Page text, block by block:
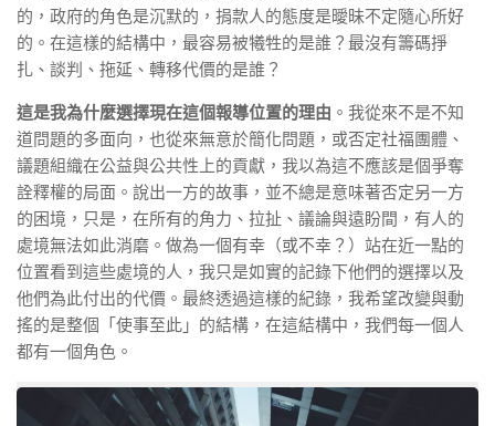
的，政府的角色是沉默的，捐款人的態度是曖昧不定隨心所好
的。在這樣的結構中，最容易被犧牲的是誰？最沒有籌碼掙
扎、談判、拖延、轉移代價的是誰？
這是我為什麼選擇現在這個報導位置的理由 。我從來不是不知
道問題的多面向，也從來無意於簡化問題，或否定社福團體、
議題組織在公益與公共性上的貢獻，我以為這不應該是個爭奪
詮釋權的局面。說出一方的故事，並不總是意味著否定另一方
的困境，只是，在所有的角力、拉扯、議論與遠盼間，有人的
處境無法如此消磨。做為一個有幸（或不幸？）站在近一點的
位置看到這些處境的人，我只是如實的記錄下他們的選擇以及
他們為此付出的代價。最終透過這樣的紀錄，我希望改變與動
搖的是整個「使事至此」的結構，在這結構中，我們每一個人
都有一個角色。